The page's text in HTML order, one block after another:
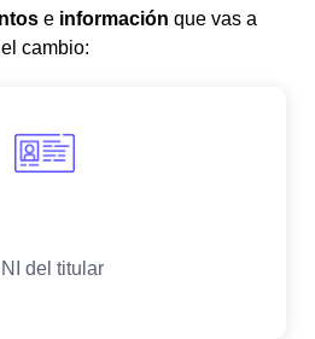
e información que vas a
cambio: